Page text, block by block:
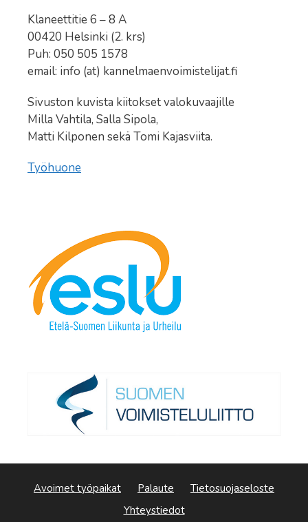
Klaneettitie 6 – 8 A
00420 Helsinki (2. krs)
Puh: 050 505 1578
email: info (at) kannelmaenvoimistelijat.fi
Sivuston kuvista kiitokset valokuvaajille
Milla Vahtila, Salla Sipola,
Matti Kilponen sekä Tomi Kajasviita.
Työhuone
Avoimet työpaikat Palaute
Tietosuojaseloste
Yhteystiedot